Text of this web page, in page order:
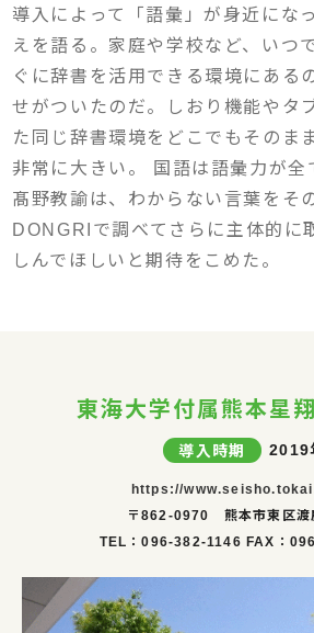
導入によって「語彙」が身近にな
えを語る。家庭や学校など、いつ
ぐに辞書を活用できる環境にある
せがついたのだ。しおり機能やタ
た同じ辞書環境をどこでもそのま
非常に大きい。 国語は語彙力が全
髙野教諭は、わからない言葉をそ
DONGRIで調べてさらに主体的に
しんでほしいと期待をこめた。
東海大学付属熊本星
導入時期 2019
https://
〒862-0970 熊本市東区渡
TEL：096-382-1146 FAX：